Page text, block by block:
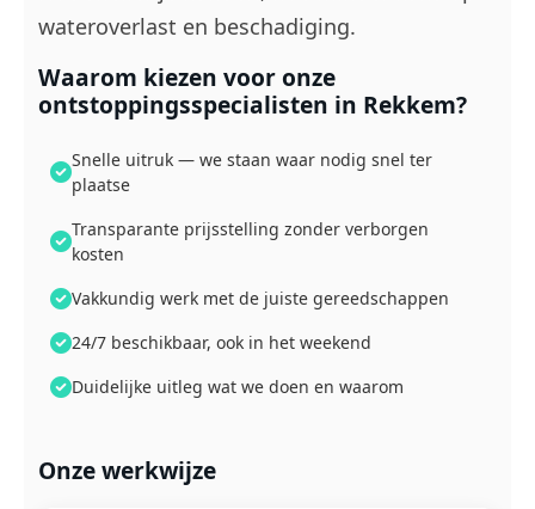
wateroverlast en beschadiging.
Waarom kiezen voor onze
ontstoppingsspecialisten in Rekkem?
Snelle uitruk — we staan waar nodig snel ter
plaatse
Transparante prijsstelling zonder verborgen
kosten
Vakkundig werk met de juiste gereedschappen
24/7 beschikbaar, ook in het weekend
Duidelijke uitleg wat we doen en waarom
Onze werkwijze